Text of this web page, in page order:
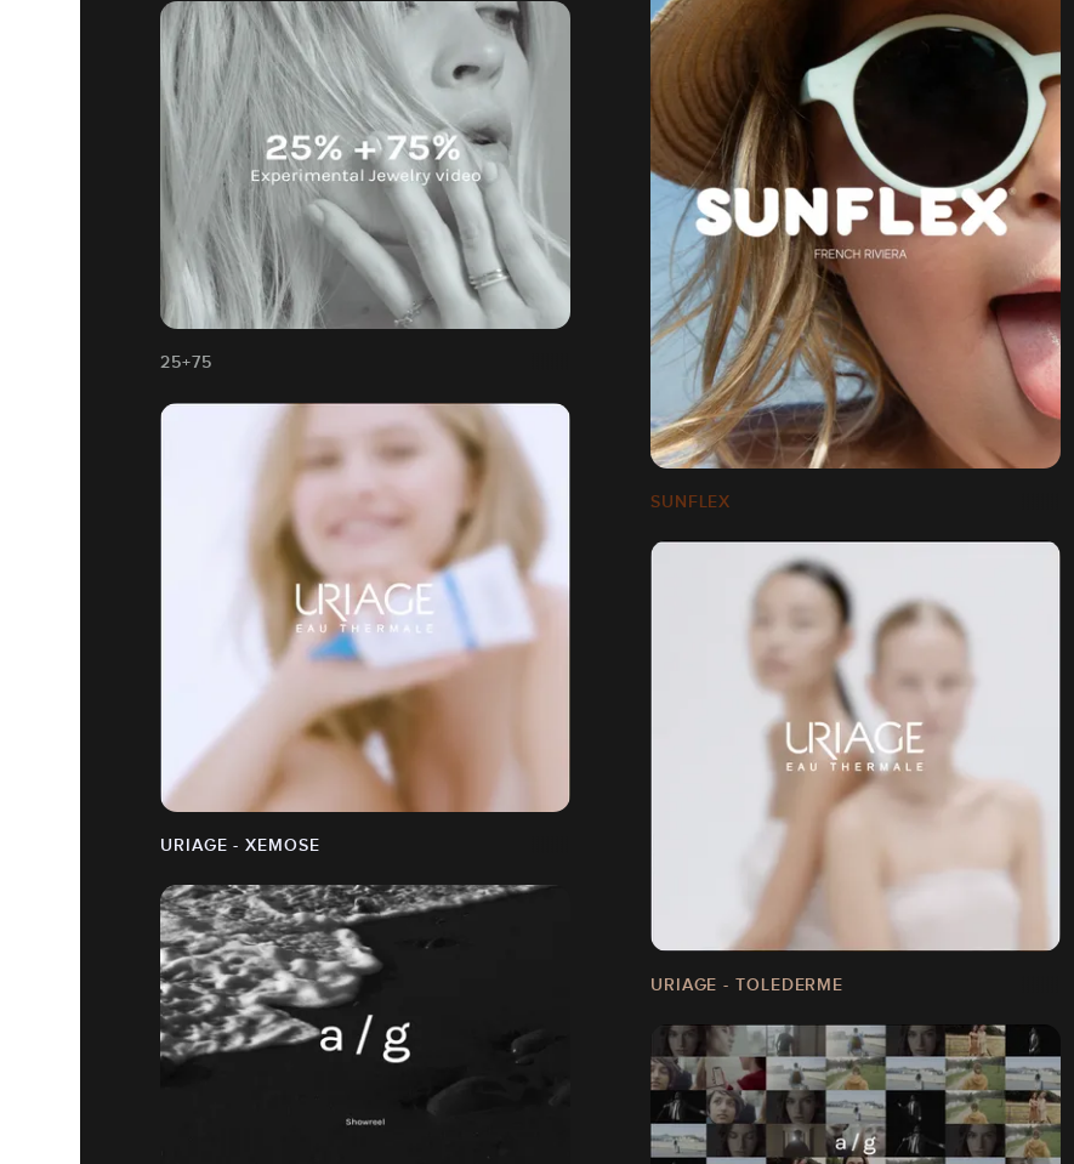
SUNFLEX
25+75
URIAGE - XEMOSE
URIAGE - TOLEDERME